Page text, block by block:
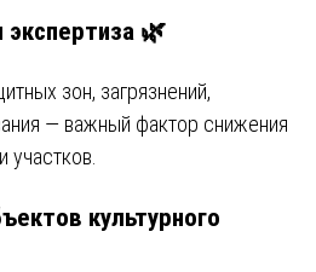
экспертиза 🌿
зон, загрязнений,
— важный фактор снижения
участков.
культурного